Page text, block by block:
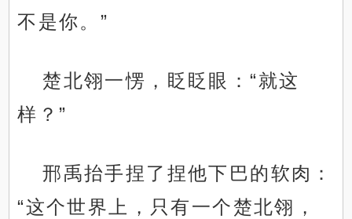
不是你。”
楚北翎一愣，眨眨眼：“就这
样？”
邢禹抬手捏了捏他下巴的软肉：
“这个世界上，只有一个楚北翎，